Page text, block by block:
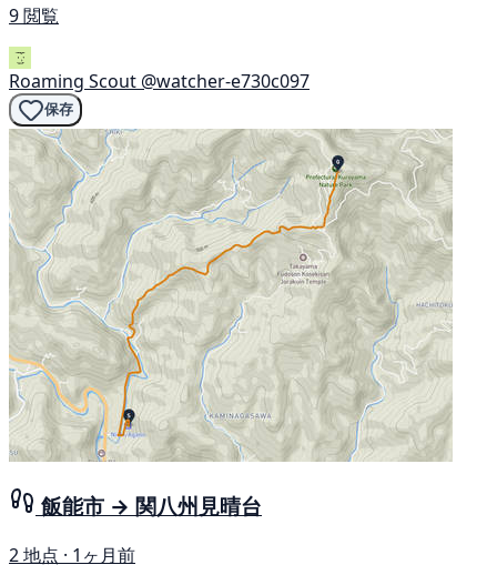
9 閲覧
Roaming Scout @watcher-e730c097
保存
飯能市 → 関八州見晴台
2 地点 · 1ヶ月前